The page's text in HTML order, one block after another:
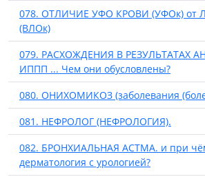
078. ОТЛИЧИЕ УФО КРОВИ (УФОк) от
(ВЛОк)
079. РАСХОЖДЕНИЯ В РЕЗУЛЬТАТАХ
ИППП ... Чем они обусловлены?
080. ОНИХОМИКОЗ (заболевания
081. НЕФРОЛОГ (НЕФРОЛОГИЯ).
082. БРОНХИАЛЬНАЯ АСТМА. и при
дерматология с урологией?